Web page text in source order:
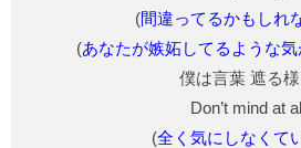
(間違って るかもしれ
(あなたが嫉妬してるような
僕は言葉 遮る
Don’t mind at
(全く気にしなくて